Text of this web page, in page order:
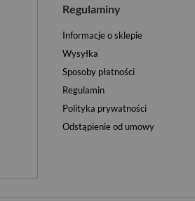
Regulaminy
Informacje o sklepie
Wysyłka
Sposoby płatności
Regulamin
Polityka prywatności
Odstąpienie od umowy